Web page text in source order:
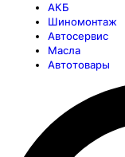
АКБ
Шиномонтаж
Автосервис
Масла
Автотовары